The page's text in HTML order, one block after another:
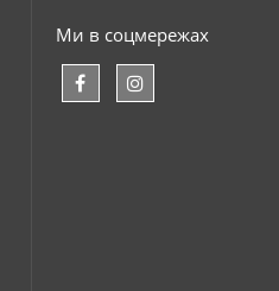
Ми в соцмережах